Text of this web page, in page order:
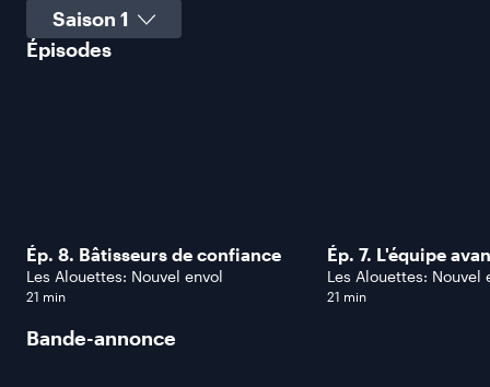
Sélectionner une saison
Épisodes
Ép. 8. Bâtisseurs de confiance
Les Alouettes: Nouvel envol
21 min
Ép. 7. L'équipe
Les Alouettes:
21 min
Bande-annonce